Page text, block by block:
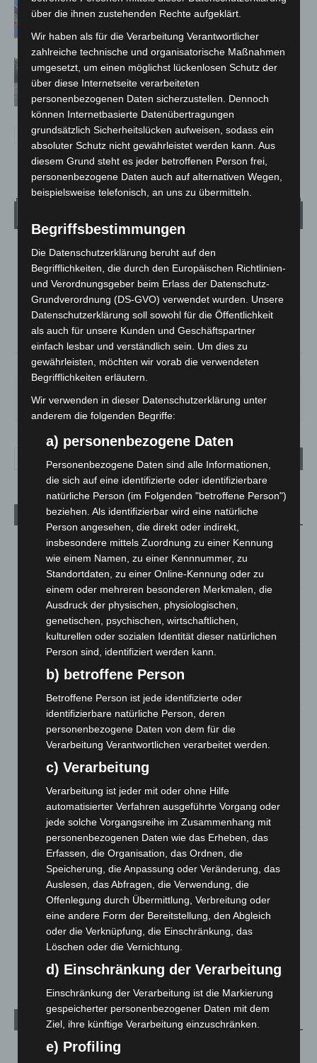
A7 – Polizei sucht Zeugen
Hannover: Polizei stoppt 166
Trunkenheitsfahrten bei
Großkontrolle
LANGENHAGEN
Überwiegend Bewölkt
19.3°C 19.6 °
°
65% 3.5m/s 56%
21° 26 ° 32° 31° 23
Aktuelle Beiträge
Niedersachsen: Feuerwehrkräfte kehren nach
Waldbrandeinsatz aus Spanien zurück
7. August 2026
Hannover: Erste Tigermücken-Population in Niedersachsen
7. August 2026
Brand im „Haus der Begegnung“ in Neuwarmbüchen schnell
eingedämmt
Region Hannover: 21 neue Notfallsanitäter starten beim
Roten Kreuz
5. August 2026
Mann läuft mit Hockeyschläger über A7 – Polizei sucht
Zeugen
5. August 2026
Celle: Mensch stirbt bei Bagger-Unfall auf Baustelle
5. August 2026
Gasleitung bei McDonald’s-Umbau in Langenhagen
beschädigt
5. August 2026
Anklage nach Abschaltung von „Archetyp Market“ erhoben
3. August 2026
Kategorien
Blaulicht
über die ihnen zustehenden Rechte aufgeklärt.
Wir haben als für die Verarbeitung Verantwortlicher
zahlreiche technische und organisatorische Maßnahmen
umgesetzt, um einen möglichst lückenlosen Schutz der
über diese Internetseite verarbeiteten
personenbezogenen Daten sicherzustellen. Dennoch
können Internetbasierte Datenübertragungen
grundsätzlich Sicherheitslücken aufweisen, sodass ein
absoluter Schutz nicht gewährleistet werden kann. Aus
diesem Grund steht es jeder betroffenen Person frei,
personenbezogene Daten auch auf alternativen Wegen,
beispielsweise telefonisch, an uns zu übermitteln.
Begriffsbestimmungen
Die Datenschutzerklärung beruht auf den
Begrifflichkeiten, die durch den Europäischen Richtlinien-
und Verordnungsgeber beim Erlass der Datenschutz-
Grundverordnung (DS-GVO) verwendet wurden. Unsere
Datenschutzerklärung soll sowohl für die Öffentlichkeit
als auch für unsere Kunden und Geschäftspartner
einfach lesbar und verständlich sein. Um dies zu
gewährleisten, möchten wir vorab die verwendeten
Begrifflichkeiten erläutern.
Wir verwenden in dieser Datenschutzerklärung unter
anderem die folgenden Begriffe:
a) personenbezogene Daten
Personenbezogene Daten sind alle Informationen,
die sich auf eine identifizierte oder identifizierbare
natürliche Person (im Folgenden "betroffene Person")
beziehen. Als identifizierbar wird eine natürliche
Person angesehen, die direkt oder indirekt,
insbesondere mittels Zuordnung zu einer Kennung
wie einem Namen, zu einer Kennnummer, zu
Standortdaten, zu einer Online-Kennung oder zu
einem oder mehreren besonderen Merkmalen, die
Ausdruck der physischen, physiologischen,
genetischen, psychischen, wirtschaftlichen,
kulturellen oder sozialen Identität dieser natürlichen
Person sind, identifiziert werden kann.
b) betroffene Person
Betroffene Person ist jede identifizierte oder
identifizierbare natürliche Person, deren
personenbezogene Daten von dem für die
Verarbeitung Verantwortlichen verarbeitet werden.
c) Verarbeitung
Verarbeitung ist jeder mit oder ohne Hilfe
automatisierter Verfahren ausgeführte Vorgang oder
jede solche Vorgangsreihe im Zusammenhang mit
personenbezogenen Daten wie das Erheben, das
Erfassen, die Organisation, das Ordnen, die
Speicherung, die Anpassung oder Veränderung, das
Auslesen, das Abfragen, die Verwendung, die
Offenlegung durch Übermittlung, Verbreitung oder
eine andere Form der Bereitstellung, den Abgleich
oder die Verknüpfung, die Einschränkung, das
Löschen oder die Vernichtung.
d) Einschränkung der Verarbeitung
Einschränkung der Verarbeitung ist die Markierung
gespeicherter personenbezogener Daten mit dem
Ziel, ihre künftige Verarbeitung einzuschränken.
e) Profiling